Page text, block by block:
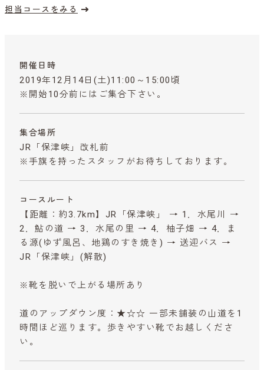
担当コースをみる
開催日時
2019年12月14日(土)11:00～15:00頃
※開始10分前にはご集合下さい。
集合場所
JR「保津峡」改札前
※手旗を持ったスタッフがお待ちしております。
コースルート
【距離：約3.7km】JR「保津峡」 → 1．水尾川 →
2．鮎の道 → 3．水尾の里 → 4．柚子畑 → 4．ま
る源(ゆず風呂、地鶏のすき焼き) → 送迎バス →
JR「保津峡」(解散)
※靴を脱いで上がる場所あり
道のアップダウン度：★☆☆ 一部未舗装の山道を1
時間ほど巡ります。歩きやすい靴でお越しくださ
い。